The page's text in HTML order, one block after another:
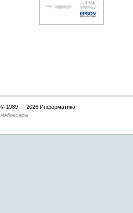
© 1989 — 2026 Информатика
Чебоксары